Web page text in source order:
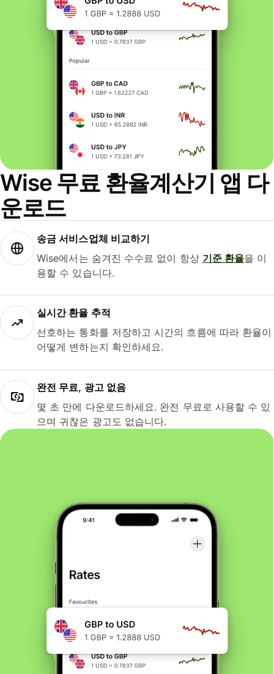
Wise 무료 환율계산기 앱 다
운로드
송금 서비스업체 비교하기
Wise에서는 숨겨진 수수료 없이 항상 기준 환율을 이
용할 수 있습니다.
실시간 환율 추적
선호하는 통화를 저장하고 시간의 흐름에 따라 환율이
어떻게 변하는지 확인하세요.
완전 무료, 광고 없음
몇 초 만에 다운로드하세요. 완전 무료로 사용할 수 있
으며 귀찮은 광고도 없습니다.